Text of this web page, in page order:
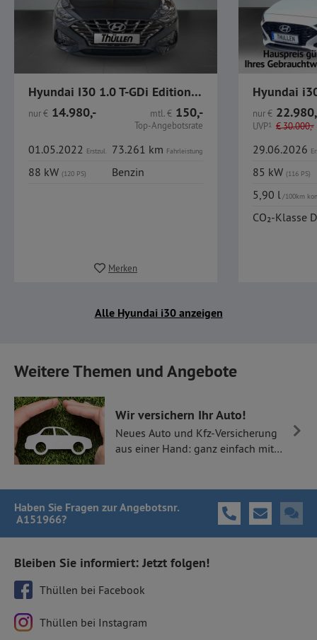
Hyundai I30 1.0 T-GDi Edition 30 Kamera CarPlay Alu
nur€ 14.980,- mtl.€ 150,-
Top-Angebotsrate
01.05.2022 Erstzul. 73.261 km Fahrleistung
88 kW (120 PS) Benzin
Merken
nur€
UVP1 €30.000,-
29.06.2026
85 kW (116 PS)
5,90 l/100km
CO₂-Klasse D
Alle Hyundai i30 anzeigen
Weitere Themen und Angebote
Wir versichern Ihr Auto!
Neues Auto und Kfz-Versicherung
aus einer Hand: ganz einfach mit
Haben Sie Fragen zur Angebotsnr.
A151966?
Bleiben Sie informiert: Jetzt folgen!
Thüllen bei Facebook
Thüllen bei Instagram